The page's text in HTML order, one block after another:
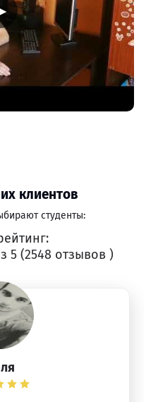
клиентов
студенты:
5 (2548 отзывов )